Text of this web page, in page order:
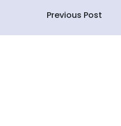
Previous Post